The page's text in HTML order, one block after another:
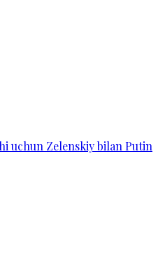
uchun Zelenskiy bilan Putin